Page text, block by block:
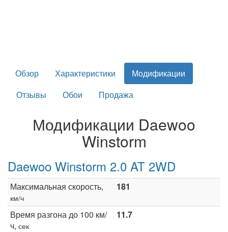
Обзор Характеристики
Модификации
Отзывы
Обои Продажа
Модификации Daewoo
Winstorm
Daewoo Winstorm 2.0 AT 2WD
Максимальная скорость,
км/ч
181
Время разгона до 100 км/
ч, сек
11.7